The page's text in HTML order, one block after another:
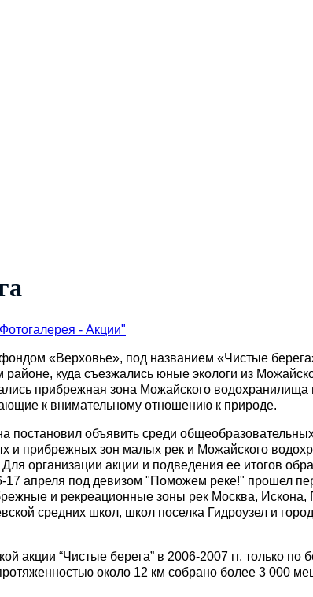
- Акции"
«Верховье», под названием «Чистые
районе, куда съезжались юные экологи из
прибрежная зона Можайского
к внимательному отношению к природе.
постановил объявить среди
и прибрежных зон малых рек и Можайского
организации акции и подведения ее итогов
17 апреля под девизом "Поможем реке!" прошел
и рекреационные зоны рек Москва, Искона,
средних школ, школ поселка Гидроузел и
акции “Чистые берега” в 2006-2007 гг. только
около 12 км собрано более 3 000